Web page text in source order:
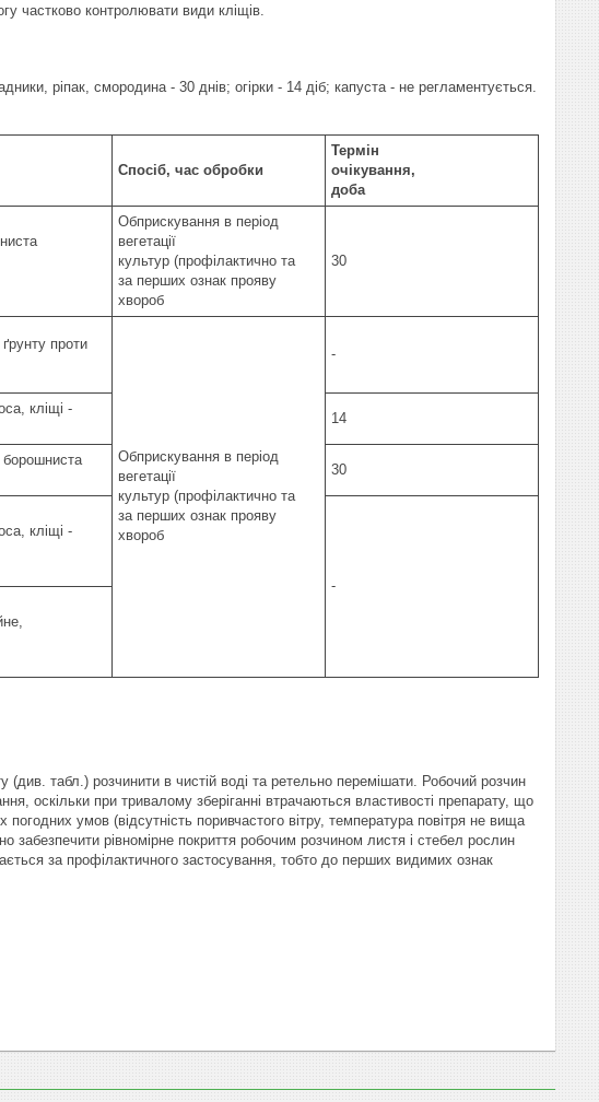
частково контролювати види кліщів.
ріпак, смородина - 30 днів; огірки - 14 діб; капуста - не регламентується.
Спосіб, час обробки
Термін
очікування,
доба
Обприскування в період
вегетації
культур (профілактично та
за перших ознак прояву
хвороб
30
проти
Обприскування в період
вегетації
культур (профілактично та
за перших ознак прояву
хвороб
-
кліщі -
14
30
кліщі -
-
(див. табл.) розчинити в чистій воді та ретельно перемішати. Робочий розчин
оскільки при тривалому зберіганні втрачаються властивості препарату, що
умов (відсутність поривчастого вітру, температура повітря не вища
забезпечити рівномірне покриття робочим розчином листя і стебел рослин
за профілактичного застосування, тобто до перших видимих ознак